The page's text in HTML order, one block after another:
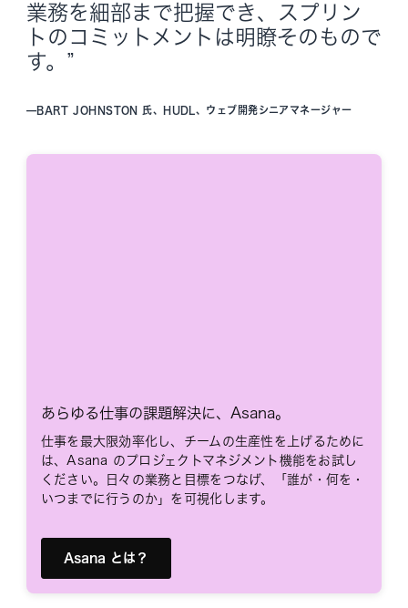
業務を細部まで把握でき、スプリン
トのコミットメントは明瞭そのもので
す。”
—BART JOHNSTON 氏、HUDL、ウェブ開発シニアマネージャー
あらゆる仕事の課題解決に、Asana。
仕事を最大限効率化し、チームの生産性を上げるために
は、Asana のプロジェクトマネジメント機能をお試し
ください。日々の業務と目標をつなげ、「誰が・何を・
いつまでに行うのか」を可視化します。
Asana とは？